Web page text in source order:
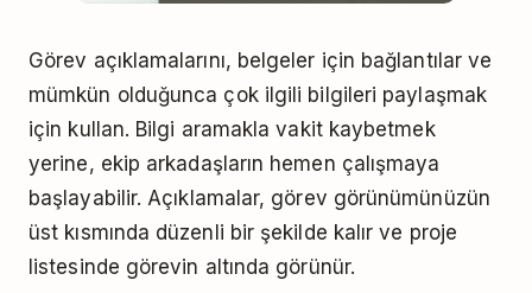
Görev açıklamalarını, belgeler için bağlantılar ve
mümkün olduğunca çok ilgili bilgileri paylaşmak
için kullan. Bilgi aramakla vakit kaybetmek
yerine, ekip arkadaşların hemen çalışmaya
başlayabilir. Açıklamalar, görev görünümünüzün
üst kısmında düzenli bir şekilde kalır ve proje
listesinde görevin altında görünür.